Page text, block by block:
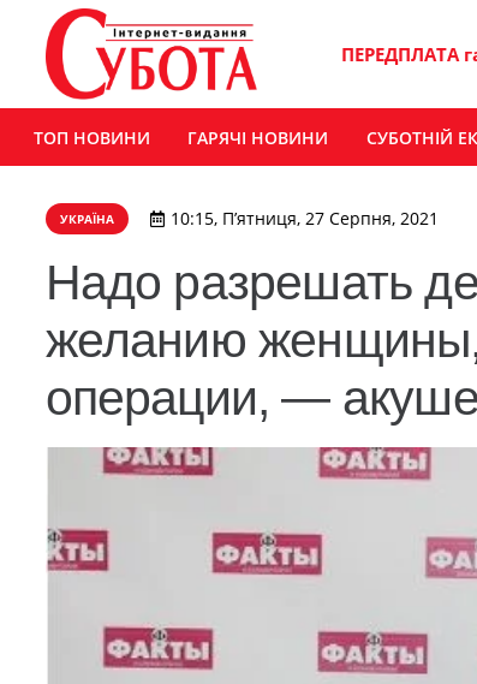
ПЕРЕДПЛАТА
ТОП НОВИНИ ГАРЯЧІ НОВИНИ СУБОТНІЙ
УКРАЇНА 10:15, П’ятниця, 27 Серпня, 2021
Надо разрешать
желанию женщины,
операции, —